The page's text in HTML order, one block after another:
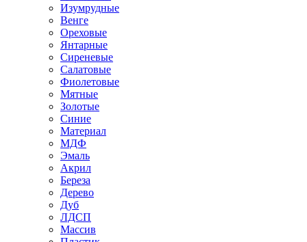
Изумрудные
Венге
Ореховые
Янтарные
Сиреневые
Салатовые
Фиолетовые
Мятные
Золотые
Синие
Материал
МДФ
Эмаль
Акрил
Береза
Дерево
Дуб
ЛДСП
Массив